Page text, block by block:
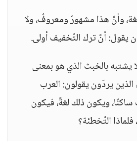
وأنَّ هذا مشهورٌ ومعروفٌ، ولا
يقول: أنَّ ترك التَّخفيف أولى.
يشتبه بالخبث الذي هو بمعنى
يردّون يقولون: العرب
ويكون ذلك لغةً، فيكون
التَّخطئة؟